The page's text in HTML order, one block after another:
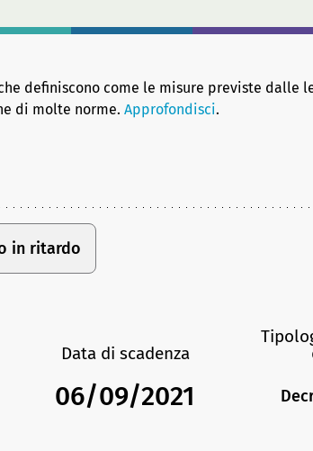
definiscono come le misure previste dalle
di molte norme. Approfondisci.
in ritardo
Data di scadenza
06/09/2021